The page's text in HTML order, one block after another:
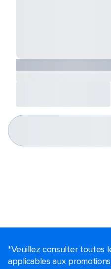
*Veuillez consulter toutes
applicables aux promotions